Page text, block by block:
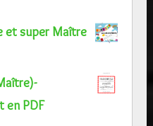
et super Maître
en PDF